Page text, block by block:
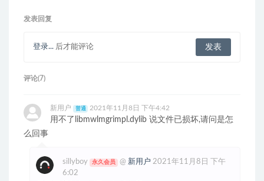
决办法
发表回复
登录... 后才能评论
评论(7)
新用户 普通 2021年11月8日 下午4:42
用不了libmwlmgrimpl.dylib 说文件已损坏,请问是怎
么回事
sillyboy 永久会员 @ 新用户 2021年11月8日 下午
6:02